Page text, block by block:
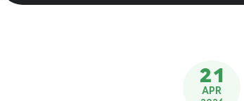
21
APR